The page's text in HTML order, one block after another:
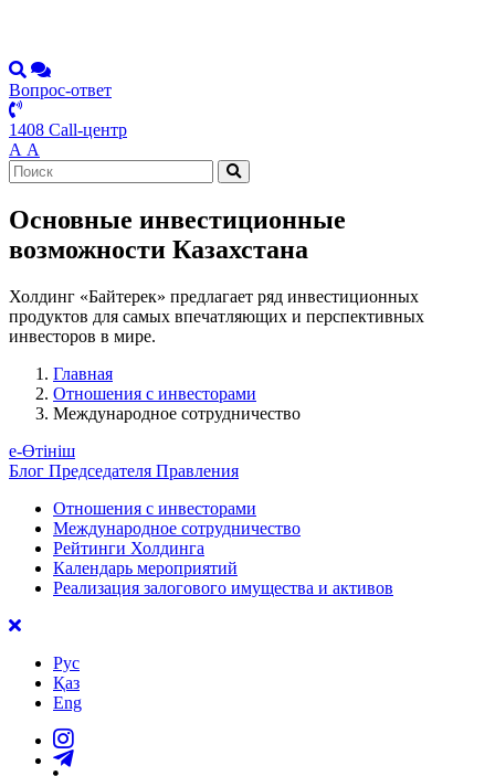
Вопрос-ответ
1408 Call-центр
А А
Основные инвестиционные
возможности Казахстана
Холдинг «Байтерек» предлагает ряд инвестиционных
продуктов для самых впечатляющих и перспективных
инвесторов в мире.
Главная
Отношения с инвесторами
Международное сотрудничество
е-Өтініш
Блог Председателя Правления
Отношения с инвесторами
Международное сотрудничество
Рейтинги Холдинга
Календарь мероприятий
Реализация залогового имущества и активов
Рус
Қаз
Eng